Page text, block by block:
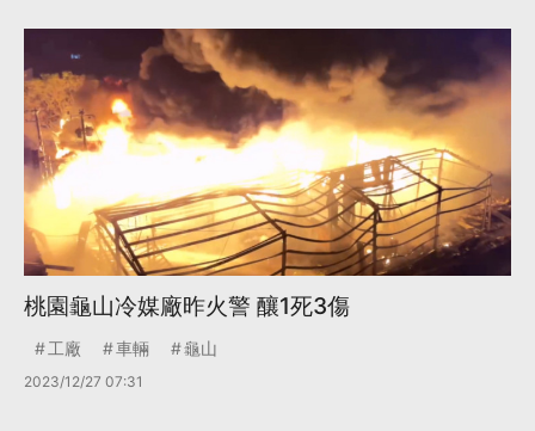
桃園龜山冷媒廠昨火警 釀1死3傷
工廠 車輛 龜山
2023/12/27 07:31